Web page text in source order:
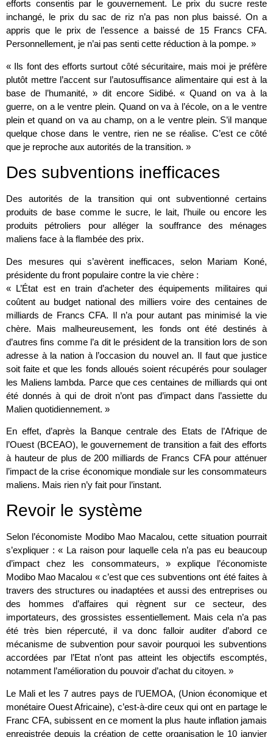
efforts consentis par le gouvernement. Le prix du sucre reste
inchangé, le prix du sac de riz n’a pas non plus baissé. On a
appris que le prix de l’essence a baissé de 15 Francs CFA.
Personnellement, je n’ai pas senti cette réduction à la pompe. »
« Ils font des efforts surtout côté sécuritaire, mais moi je préfère
plutôt mettre l’accent sur l’autosuffisance alimentaire qui est à la
base de l’humanité, » dit encore Sidibé. « Quand on va à la
guerre, on a le ventre plein. Quand on va à l’école, on a le ventre
plein et quand on va au champ, on a le ventre plein. S’il manque
quelque chose dans le ventre, rien ne se réalise. C’est ce côté
que je reproche aux autorités de la transition. »
Des subventions inefficaces
Des autorités de la transition qui ont subventionné certains
produits de base comme le sucre, le lait, l’huile ou encore les
produits pétroliers pour alléger la souffrance des ménages
maliens face à la flambée des prix.
Des mesures qui s’avèrent inefficaces, selon Mariam Koné,
présidente du front populaire contre la vie chère :
« L’État est en train d’acheter des équipements militaires qui
coûtent au budget national des milliers voire des centaines de
milliards de Francs CFA. Il n’a pour autant pas minimisé la vie
chère. Mais malheureusement, les fonds ont été destinés à
d’autres fins comme l’a dit le président de la transition lors de son
adresse à la nation à l’occasion du nouvel an. Il faut que justice
soit faite et que les fonds alloués soient récupérés pour soulager
les Maliens lambda. Parce que ces centaines de milliards qui ont
été donnés à qui de droit n’ont pas d’impact dans l’assiette du
Malien quotidiennement. »
En effet, d’après la Banque centrale des Etats de l’Afrique de
l’Ouest (BCEAO), le gouvernement de transition a fait des efforts
à hauteur de plus de 200 milliards de Francs CFA pour atténuer
l’impact de la crise économique mondiale sur les consommateurs
maliens. Mais rien n’y fait pour l’instant.
Revoir le système
Selon l’économiste Modibo Mao Macalou, cette situation pourrait
s’expliquer : « La raison pour laquelle cela n’a pas eu beaucoup
d’impact chez les consommateurs, » explique l’économiste
Modibo Mao Macalou « c’est que ces subventions ont été faites à
travers des structures ou inadaptées et aussi des entreprises ou
des hommes d’affaires qui règnent sur ce secteur, des
importateurs, des grossistes essentiellement. Mais cela n’a pas
été très bien répercuté, il va donc falloir auditer d’abord ce
mécanisme de subvention pour savoir pourquoi les subventions
accordées par l’Etat n’ont pas atteint les objectifs escomptés,
notamment l’amélioration du pouvoir d’achat du citoyen. »
Le Mali et les 7 autres pays de l’UEMOA, (Union économique et
monétaire Ouest Africaine), c’est-à-dire ceux qui ont en partage le
Franc CFA, subissent en ce moment la plus haute inflation jamais
enregistrée depuis la création de cette organisation le 10 janvier